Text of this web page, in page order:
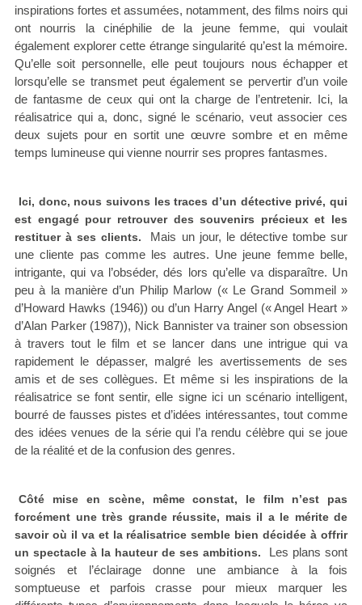
inspirations fortes et assumées, notamment, des films noirs qui
ont nourris la cinéphilie de la jeune femme, qui voulait
également explorer cette étrange singularité qu’est la mémoire.
Qu’elle soit personnelle, elle peut toujours nous échapper et
lorsqu’elle se transmet peut également se pervertir d’un voile
de fantasme de ceux qui ont la charge de l’entretenir. Ici, la
réalisatrice qui a, donc, signé le scénario, veut associer ces
deux sujets pour en sortit une œuvre sombre et en même
temps lumineuse qui vienne nourrir ses propres fantasmes.
Ici, donc, nous suivons les traces d’un détective privé, qui
est engagé pour retrouver des souvenirs précieux et les
restituer à ses clients.
Mais un jour, le détective tombe sur
une cliente pas comme les autres. Une jeune femme belle,
intrigante, qui va l’obséder, dés lors qu’elle va disparaître. Un
peu à la manière d’un Philip Marlow (« Le Grand Sommeil »
d’Howard Hawks (1946)) ou d’un Harry Angel (« Angel Heart »
d’Alan Parker (1987)), Nick Bannister va trainer son obsession
à travers tout le film et se lancer dans une intrigue qui va
rapidement le dépasser, malgré les avertissements de ses
amis et de ses collègues. Et même si les inspirations de la
réalisatrice se font sentir, elle signe ici un scénario intelligent,
bourré de fausses pistes et d’idées intéressantes, tout comme
des idées venues de la série qui l’a rendu célèbre qui se joue
de la réalité et de la confusion des genres.
Côté mise en scène, même constat, le film n’est pas
forcément une très grande réussite, mais il a le mérite de
savoir où il va et la réalisatrice semble bien décidée à offrir
un spectacle à la hauteur de ses ambitions.
Les plans sont
soignés et l’éclairage donne une ambiance à la fois
somptueuse et parfois crasse pour mieux marquer les